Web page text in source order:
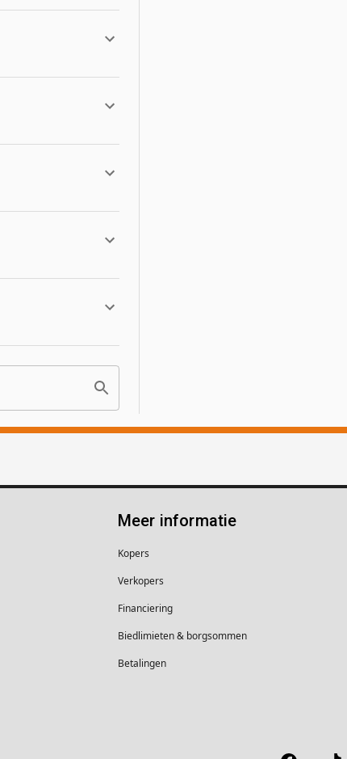
Meer informatie
Kopers
Verkopers
Financiering
Biedlimieten & borgsommen
Betalingen